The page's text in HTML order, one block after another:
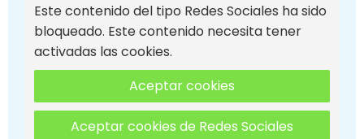
Este contenido del tipo Redes Sociales ha sido
bloqueado. Este contenido necesita tener
activadas las cookies.
Aceptar cookies
Aceptar cookies de Redes Sociales